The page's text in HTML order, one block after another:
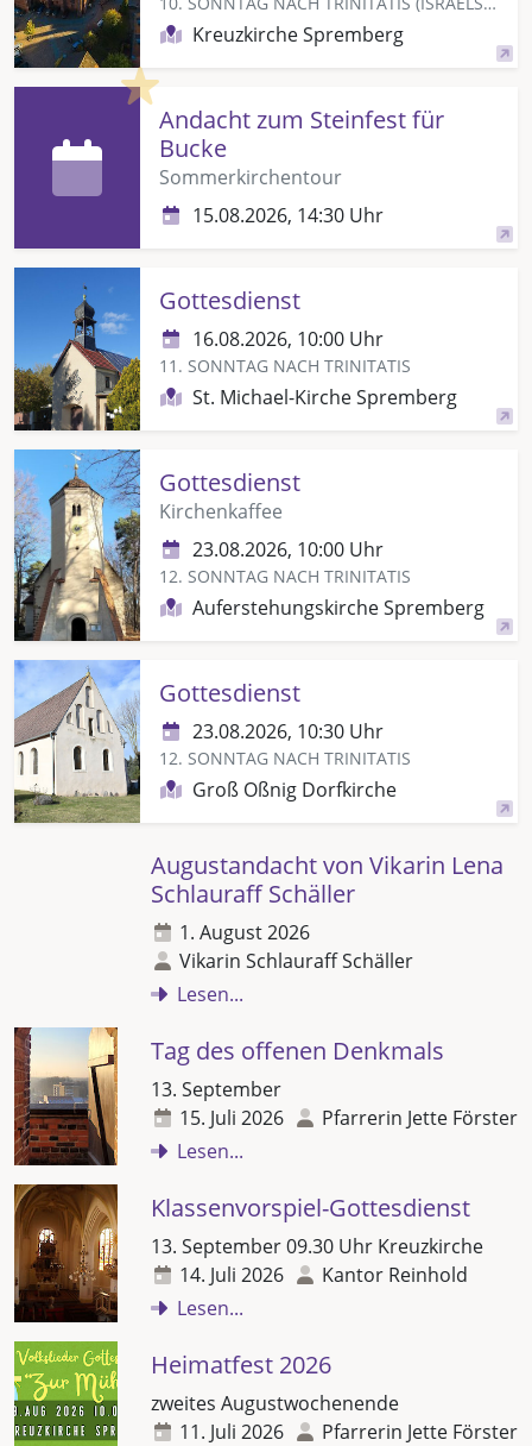
Kreuzkirche Spremberg
Highlight
Andacht zum Steinfest für
Bucke
Sommerkirchentour
15.08.2026, 14:30 Uhr
Gottesdienst
16.08.2026, 10:00 Uhr
11. SONNTAG NACH TRINITATIS
St. Michael-Kirche Spremberg
Gottesdienst
Kirchenkaffee
23.08.2026, 10:00 Uhr
12. SONNTAG NACH TRINITATIS
Auferstehungskirche Spremberg
Gottesdienst
23.08.2026, 10:30 Uhr
12. SONNTAG NACH TRINITATIS
Groß Oßnig Dorfkirche
Augustandacht von Vikarin Lena
Schlauraff Schäller
1. August 2026
Vikarin Schlauraff Schäller
Lesen...
Tag des offenen Denkmals
13. September
15. Juli 2026
Pfarrerin Jette Förster
Lesen...
Klassenvorspiel-Gottesdienst
13. September 09.30 Uhr Kreuzkirche
14. Juli 2026
Kantor Reinhold
Lesen...
Heimatfest 2026
zweites Augustwochenende
11. Juli 2026
Pfarrerin Jette Förster